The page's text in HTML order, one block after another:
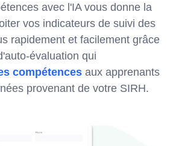
avec l'IA vous donne la
vos indicateurs de suivi des
rapidement et facilement grâce
évaluation qui
compétences aux apprenants
provenant de votre SIRH.